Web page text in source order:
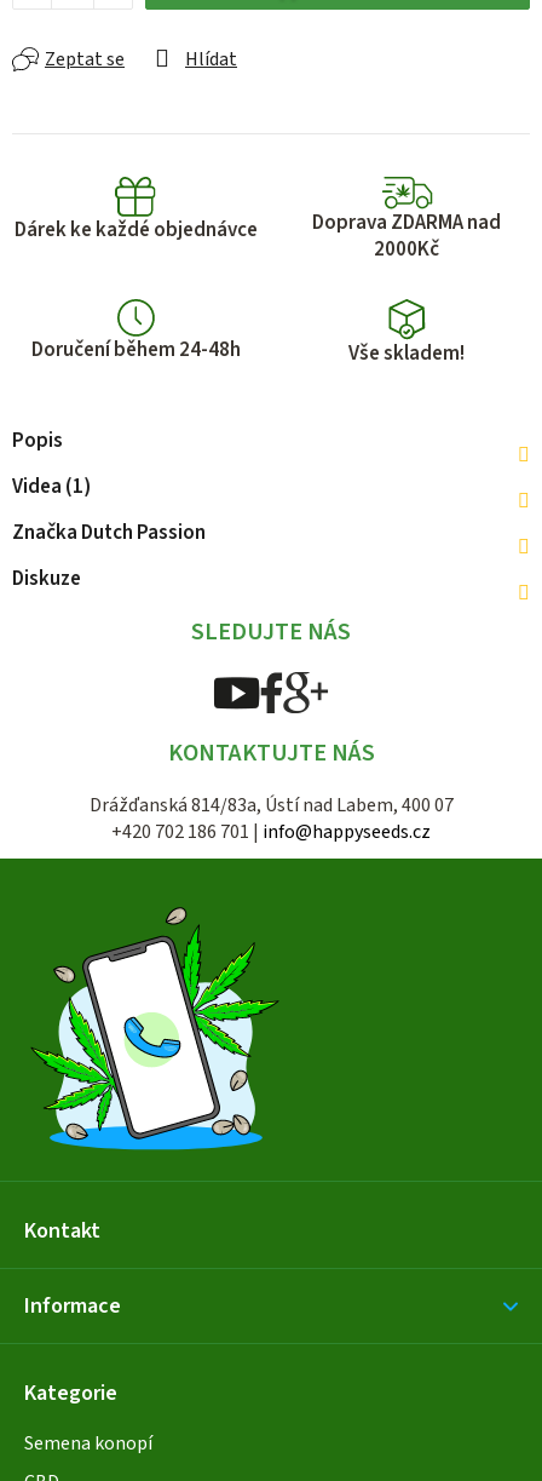
Zeptat se Hlídat
Dárek ke každé objednávce
Doprava ZDARMA nad
2000Kč
Doručení během 24-48h Vše skladem!
Popis
Videa (1)
Značka Dutch Passion
Diskuze
SLEDUJTE NÁS
KONTAKTUJTE NÁS
Drážďanská 814/83a, Ústí nad Labem, 400 07
+420 702 186 701 | info@happyseeds.cz
Kontakt
Informace
Kategorie
Semena konopí